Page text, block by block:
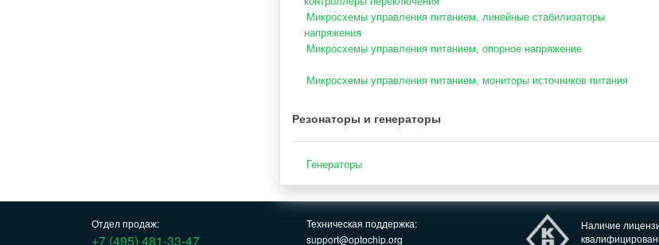
Микросхемы управления питанием, линейные стабилизаторы
напряжения
Микросхемы управления питанием, опорное напряжение
Микросхемы управления питанием, мониторы источников питания
Резонаторы и генераторы
Генераторы
Отдел продаж:
+7 (495) 481-33-47
Техническая поддержка:
support@optochip.org
Наличие